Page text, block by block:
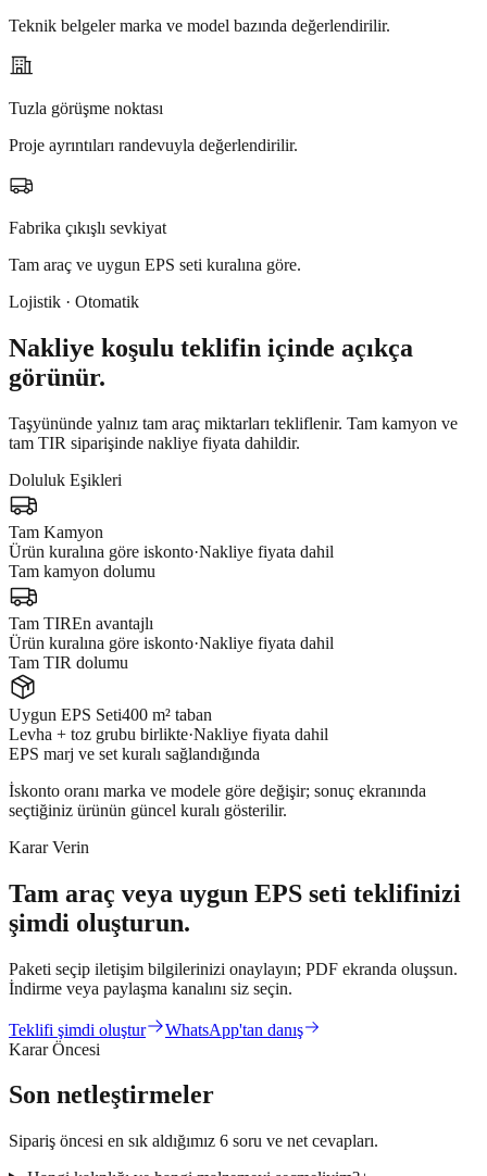
Teknik belgeler marka ve model bazında değerlendirilir.
Tuzla görüşme noktası
Proje ayrıntıları randevuyla değerlendirilir.
Fabrika çıkışlı sevkiyat
Tam araç ve uygun EPS seti kuralına göre.
Lojistik · Otomatik
Nakliye koşulu teklifin içinde açıkça
görünür.
Taşyününde yalnız tam araç miktarları tekliflenir. Tam kamyon ve
tam TIR siparişinde nakliye fiyata dahildir.
Doluluk Eşikleri
Tam Kamyon
Ürün kuralına göre iskonto·Nakliye fiyata dahil
Tam kamyon dolumu
Tam TIREn avantajlı
Ürün kuralına göre iskonto·Nakliye fiyata dahil
Tam TIR dolumu
Uygun EPS Seti400 m² taban
Levha + toz grubu birlikte·Nakliye fiyata dahil
EPS marj ve set kuralı sağlandığında
İskonto oranı marka ve modele göre değişir; sonuç ekranında
seçtiğiniz ürünün güncel kuralı gösterilir.
Karar Verin
Tam araç veya uygun EPS seti teklifinizi
şimdi oluşturun.
Paketi seçip iletişim bilgilerinizi onaylayın; PDF ekranda oluşsun.
İndirme veya paylaşma kanalını siz seçin.
Teklifi şimdi oluştur
WhatsApp'tan danış
Karar Öncesi
Son netleştirmeler
Sipariş öncesi en sık aldığımız 6 soru ve net cevapları.